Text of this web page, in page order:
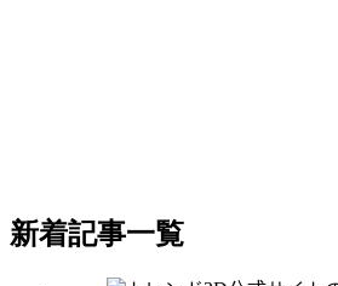
新着記事一覧